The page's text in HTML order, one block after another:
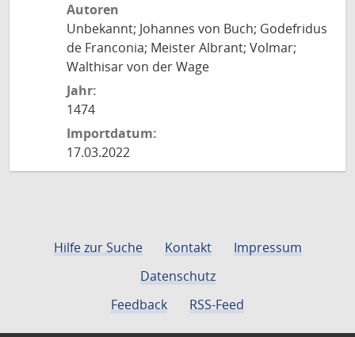
Autoren
Unbekannt; Johannes von Buch; Godefridus
de Franconia; Meister Albrant; Volmar;
Walthisar von der Wage
Jahr:
1474
Importdatum:
17.03.2022
Hilfe zur Suche Kontakt
Impressum
Datenschutz
Feedback
RSS-Feed